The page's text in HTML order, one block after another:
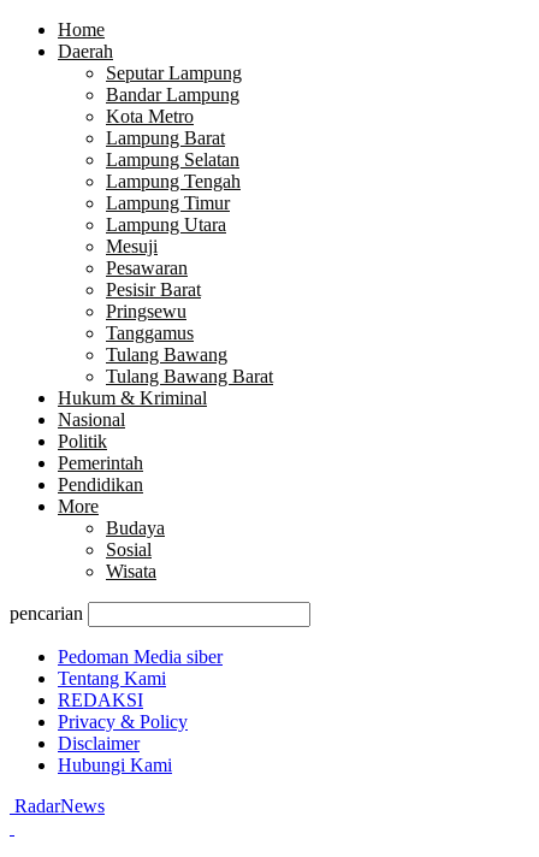
Home
Daerah
Seputar Lampung
Bandar Lampung
Kota Metro
Lampung Barat
Lampung Selatan
Lampung Tengah
Lampung Timur
Lampung Utara
Mesuji
Pesawaran
Pesisir Barat
Pringsewu
Tanggamus
Tulang Bawang
Tulang Bawang Barat
Hukum & Kriminal
Nasional
Politik
Pemerintah
Pendidikan
More
Budaya
Sosial
Wisata
pencarian
Pedoman Media siber
Tentang Kami
REDAKSI
Privacy & Policy
Disclaimer
Hubungi Kami
RadarNews